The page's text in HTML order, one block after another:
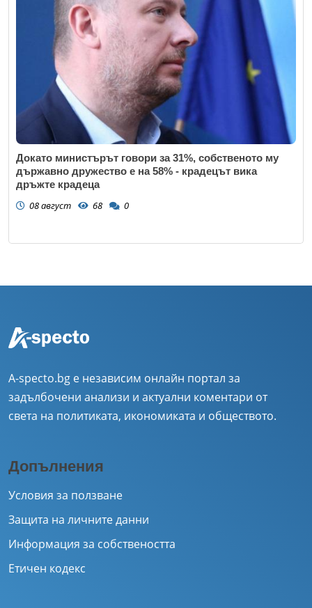
Докато министърът говори за 31%, собственото му
държавно дружество е на 58% - крадецът вика
дръжте крадеца
08 август 68 0
A-specto.bg е независим онлайн портал за
задълбочени анализи и актуални коментари от
света на политиката, икономиката и обществото.
Допълнения
Условия за ползване
Защита на личните данни
Информация за собствеността
Етичен кодекс